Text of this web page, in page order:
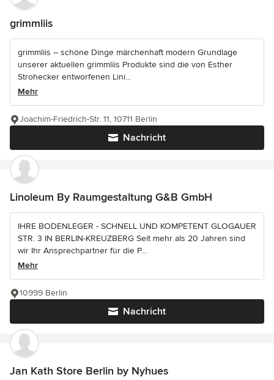
grimmliis
grimmliis – schöne Dinge märchenhaft modern Grundlage
unserer aktuellen grimmliis Produkte sind die von Esther
Strohecker entworfenen Lini...
Mehr
Nachricht
Joachim-Friedrich-Str. 11, 10711 Berlin
Linoleum By Raumgestaltung G&B GmbH
IHRE BODENLEGER - SCHNELL UND KOMPETENT GLOGAUER
STR. 3 IN BERLIN-KREUZBERG Seit mehr als 20 Jahren sind
wir Ihr Ansprechpartner für die P...
Mehr
Nachricht
10999 Berlin
Jan Kath Store Berlin by Nyhues